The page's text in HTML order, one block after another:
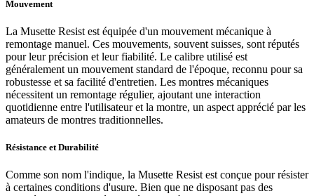
Mouvement
La Musette Resist est équipée d'un mouvement mécanique à
remontage manuel. Ces mouvements, souvent suisses, sont réputés
pour leur précision et leur fiabilité. Le calibre utilisé est
généralement un mouvement standard de l'époque, reconnu pour sa
robustesse et sa facilité d'entretien. Les montres mécaniques
nécessitent un remontage régulier, ajoutant une interaction
quotidienne entre l'utilisateur et la montre, un aspect apprécié par les
amateurs de montres traditionnelles.
Résistance et Durabilité
Comme son nom l'indique, la Musette Resist est conçue pour résister
à certaines conditions d'usure. Bien que ne disposant pas des